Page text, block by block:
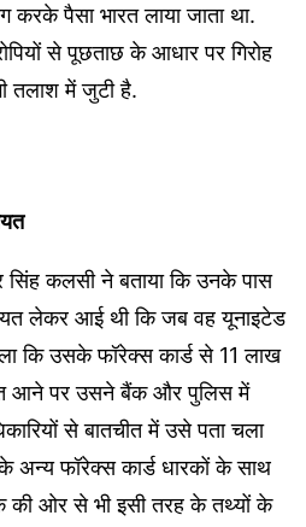
पैसा भारत लाया जाता था.
से पूछताछ के आधार पर गिरोह
तलाश में जुटी है.
सिंह कलसी ने बताया कि उनके पास
लेकर आई थी कि जब वह यूनाइटेड
कि उसके फॉरेक्स कार्ड से 11 लाख
आने पर उसने बैंक और पुलिस में
से बातचीत में उसे पता चला
अन्य फॉरेक्स कार्ड धारकों के साथ
ओर से भी इसी तरह के तथ्यों के